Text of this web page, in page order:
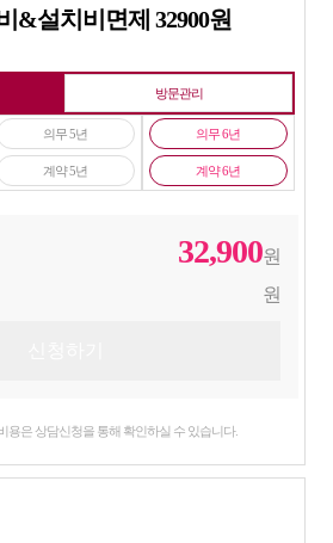
&설치비면제 32900원
방문관리
의무 5년
계약 5년
의무 6년
계약 6년
32,900원
원
용은 상담신청을 통해 확인하실 수 있습니다.